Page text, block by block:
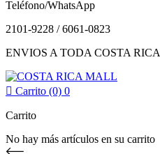
Teléfono/WhatsApp
2101-9228 / 6061-0823
ENVIOS A TODA COSTA RICA
 Carrito (0) 0
Carrito
No hay más artículos en su carrito